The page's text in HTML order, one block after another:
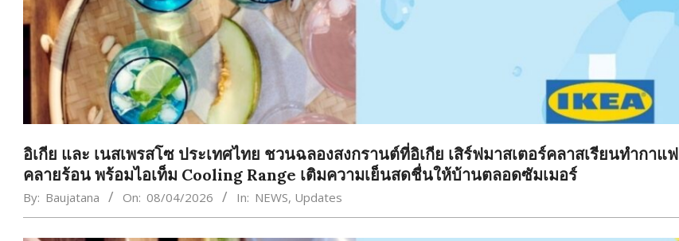
อิเกีย และ เนสเพรสโซ ประเทศไทย ชวนฉลองสงกรานต์ที่อิเกีย เสิร์ฟมาสเตอร์คลาสเรียนทำกาแฟ
คลายร้อน พร้อมไอเท็ม Cooling Range เติมความเย็นสดชื่นให้บ้านตลอดซัมเมอร์
By: Baujatana On: 08/04/2026 In: NEWS, Updates